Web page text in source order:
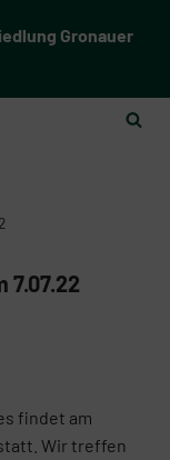
Gronauer
7.07.22
findet am
Wir treffen